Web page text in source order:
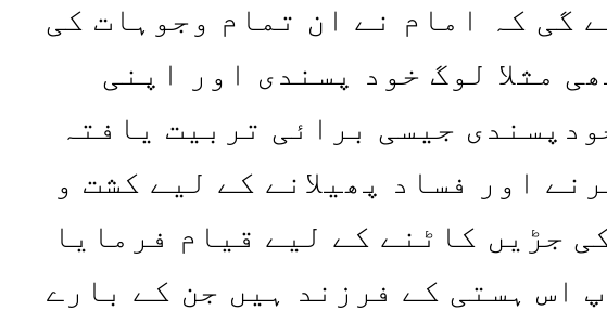
گی کہ امام نے ان تمام وجوہات کی
مثلا لوگ خود پسندی اور اپنی
جیسی برائی تربیت یافتہ
اور فساد پھیلانے کے لیے کشت و
جڑیں کاٹنے کے لیے قیام فرمایا
اس ہستی کے فرزند ہیں جن کے بارے